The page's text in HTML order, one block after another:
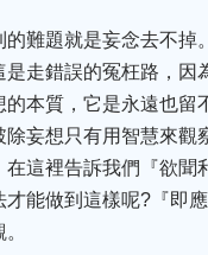
難題就是妄念去不掉
走錯誤的冤枉路，因
本質，它是永遠也留
妄想只有用智慧來觀
這裡告訴我們『欲聞
能做到這樣呢?『即